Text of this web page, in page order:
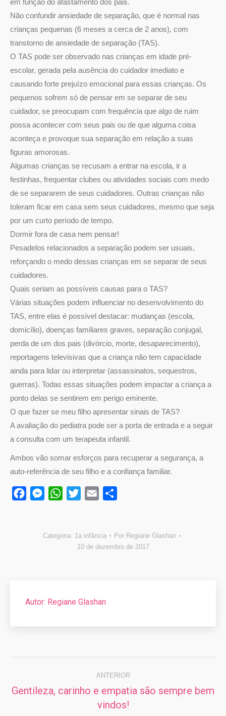
em função do afastamento dos pais.
Não confundir ansiedade de separação, que é normal nas
crianças pequenas (6 meses a cerca de 2 anos), com
transtorno de ansiedade de separação (TAS).
O TAS pode ser observado nas crianças em idade pré-
escolar, gerada pela ausência do cuidador imediato e
causando forte prejuízo emocional para essas crianças. Os
pequenos sofrem só de pensar em se separar de seu
cuidador, se preocupam com frequência que algo de ruim
possa acontecer com seus pais ou de que alguma coisa
aconteça e provoque sua separação em relação a suas
figuras amorosas.
Algumas crianças se recusam a entrar na escola, ir a
festinhas, frequentar clubes ou atividades sociais com medo
de se separarem de seus cuidadores. Outras crianças não
toleram ficar em casa sem seus cuidadores, mesmo que seja
por um curto período de tempo.
Dormir fora de casa nem pensar!
Pesadelos relacionados a separação podem ser usuais,
reforçando o medo dessas crianças em se separar de seus
cuidadores.
Quais seriam as possíveis causas para o TAS?
Várias situações podem influenciar no desenvolvimento do
TAS, entre elas é possível destacar: mudanças (escola,
domicílio), doenças familiares graves, separação conjugal,
perda de um dos pais (divórcio, morte, desaparecimento),
reportagens televisivas que a criança não tem capacidade
ainda para lidar ou interpretar (assassinatos, sequestros,
guerras). Todas essas situações podem impactar a criança a
ponto delas se sentirem em perigo eminente.
O que fazer se meu filho apresentar sinais de TAS?
A avaliação do pediatra pode ser a porta de entrada e a seguir
a consulta com um terapeuta infantil.
Ambos vão somar esforços para recuperar a segurança, a
auto-referência de seu filho e a confiança familiar.
FacebookMessengerWhatsApp
Twitter Email
Categoria: 1a infância Por Regiane Glashan
10 de dezembro de 2017
Autor: Regiane Glashan
Navegação
de ANTERIOR
Post
anterior:
Gentileza, carinho e empatia são sempre bem
vindos!